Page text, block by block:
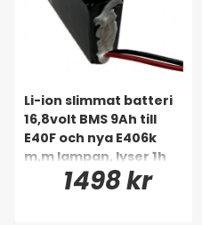
Li-ion slimmat batteri
16,8volt BMS 9Ah till
E40F och nya E406k
m,m lampan, lyser 1h
15min med trippelkitt
(2,5h med två batt).
1498 kr